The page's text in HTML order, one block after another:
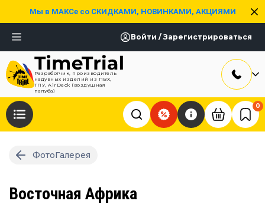
Мы в МАКСе со СКИДКАМИ, НОВИНКАМИ, АКЦИЯМИ
Войти / Зарегистрироваться
Разработчик, производитель
надувных изделий из ПВХ,
ТПУ, AirDeck (воздушная
палуба)
0
ФотоГалерея
Восточная Африка